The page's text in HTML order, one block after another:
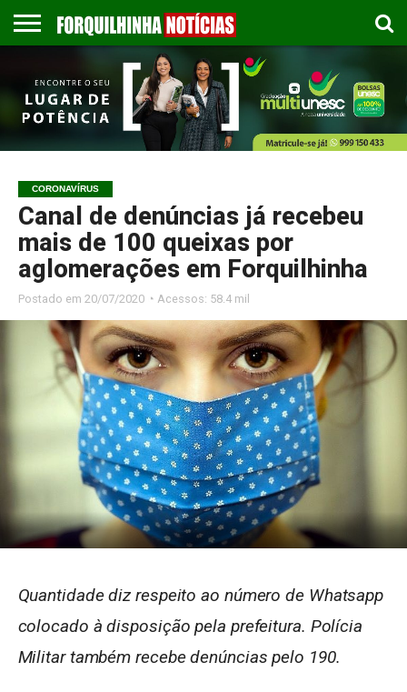
EMPREGOS
ESPORTES
PUBLICAÇÃO
LEGAL
GASTRONOMIA
CONTATO
CORONAVÍRUS
Canal de denúncias já recebeu
mais de 100 queixas por
aglomerações em Forquilhinha
Postado em 20/07/2020 ◔ Acessos: 58.4 mil
Quantidade diz respeito ao número de Whatsapp
colocado à disposição pela prefeitura. Polícia
Militar também recebe denúncias pelo 190.